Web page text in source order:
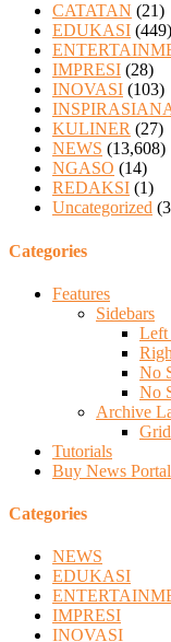
CATATAN (21)
EDUKASI (449)
IMPRESI (28)
INOVASI (103)
KULINER (27)
NEWS (13,608)
NGASO (14)
REDAKSI (1)
Uncategorized
Categories
Features
Sidebars
Left
No
No
Archive
Tutorials
Buy News
Categories
NEWS
EDUKASI
IMPRESI
INOVASI